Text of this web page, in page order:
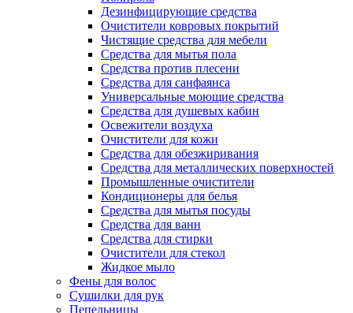
Дезинфицирующие средства
Очистители ковровых покрытий
Чистящие средства для мебели
Средства для мытья пола
Средства против плесени
Средства для санфаянса
Универсальные моющие средства
Средства для душевых кабин
Освежители воздуха
Очистители для кожи
Средства для обезжиривания
Средства для металлических поверхностей
Промышленные очистители
Кондиционеры для белья
Средства для мытья посуды
Средства для ванн
Средства для стирки
Очистители для стекол
Жидкое мыло
Фены для волос
Сушилки для рук
Пепельницы